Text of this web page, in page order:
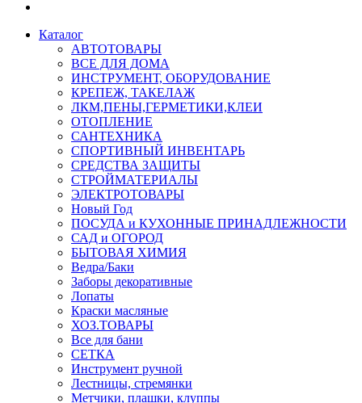
Каталог
АВТОТОВАРЫ
ВСЕ ДЛЯ ДОМА
ИНСТРУМЕНТ, ОБОРУДОВАНИЕ
КРЕПЕЖ, ТАКЕЛАЖ
ЛКМ,ПЕНЫ,ГЕРМЕТИКИ,КЛЕИ
ОТОПЛЕНИЕ
САНТЕХНИКА
СПОРТИВНЫЙ ИНВЕНТАРЬ
СРЕДСТВА ЗАЩИТЫ
СТРОЙМАТЕРИАЛЫ
ЭЛЕКТРОТОВАРЫ
Новый Год
ПОСУДА и КУХОННЫЕ ПРИНАДЛЕЖНОСТИ
САД и ОГОРОД
БЫТОВАЯ ХИМИЯ
Ведра/Баки
Заборы декоративные
Лопаты
Краски масляные
ХОЗ.ТОВАРЫ
Все для бани
СЕТКА
Инструмент ручной
Лестницы, стремянки
Метчики, плашки, клуппы